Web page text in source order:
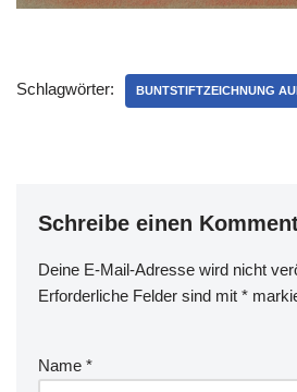
Schlagwörter: BUNTSTIFTZEICHNUNG
Schreibe einen
Deine E-Mail-Adresse wird nicht
Erforderliche Felder sind mit *
Name *